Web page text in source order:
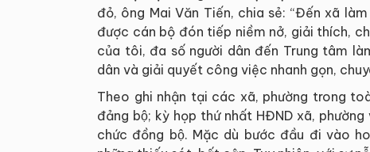
đỏ, ông Mai Văn Tiến, chia sẻ: “Đến xã
được cán bộ đón tiếp niềm nở, giải thích,
của tôi, đa số người dân đến Trung tâm
dân và giải quyết công việc nhanh gọn,
Theo ghi nhận tại các xã, phường trong
đảng bộ; kỳ họp thứ nhất HĐND xã,
chức đồng bộ. Mặc dù bước đầu đi vào